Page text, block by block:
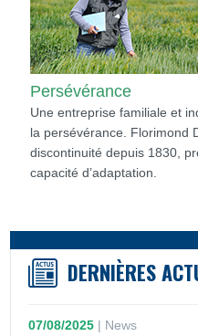
Persévérance
Une entreprise familiale et
la persévérance. Florimond
discontinuité depuis 1830,
capacité d’adaptation.
DERNIÈRES
07/08/2025 | News